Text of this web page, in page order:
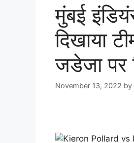
मुंबई
दिखाया
जडेजा पर
November 13, 2022 by